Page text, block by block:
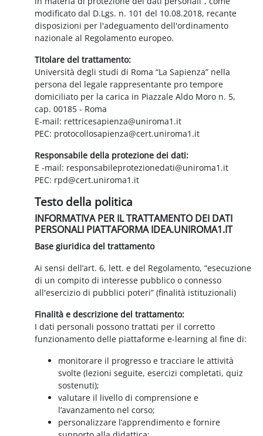
modificato dal D.Lgs. n. 101 del 10.08.2018, recante
disposizioni per l'adeguamento dell'ordinamento
nazionale al Regolamento europeo.
Titolare del trattamento:
Università degli studi di Roma “La Sapienza” nella
persona del legale rappresentante pro tempore
domiciliato per la carica in Piazzale Aldo Moro n. 5,
cap. 00185 - Roma
E-mail: rettricesapienza@uniroma1.it
PEC: protocollosapienza@cert.uniroma1.it
Responsabile della protezione dei dati:
E -mail: responsabileprotezionedati@uniroma1.it
PEC: rpd@cert.uniroma1.it
Testo della politica
INFORMATIVA PER IL TRATTAMENTO DEI DATI
PERSONALI PIATTAFORMA IDEA.UNIROMA1.IT
Base giuridica del trattamento
Ai sensi dell’art. 6, lett. e del Regolamento, “esecuzione
di un compito di interesse pubblico o connesso
all'esercizio di pubblici poteri” (finalità istituzionali)
Finalità e descrizione del trattamento:
I dati personali possono trattati per il corretto
funzionamento delle piattaforme e-learning al fine di:
monitorare il progresso e tracciare le attività
svolte (lezioni seguite, esercizi completati, quiz
sostenuti);
valutare il livello di comprensione e
l’avanzamento nel corso;
personalizzare l’apprendimento e fornire